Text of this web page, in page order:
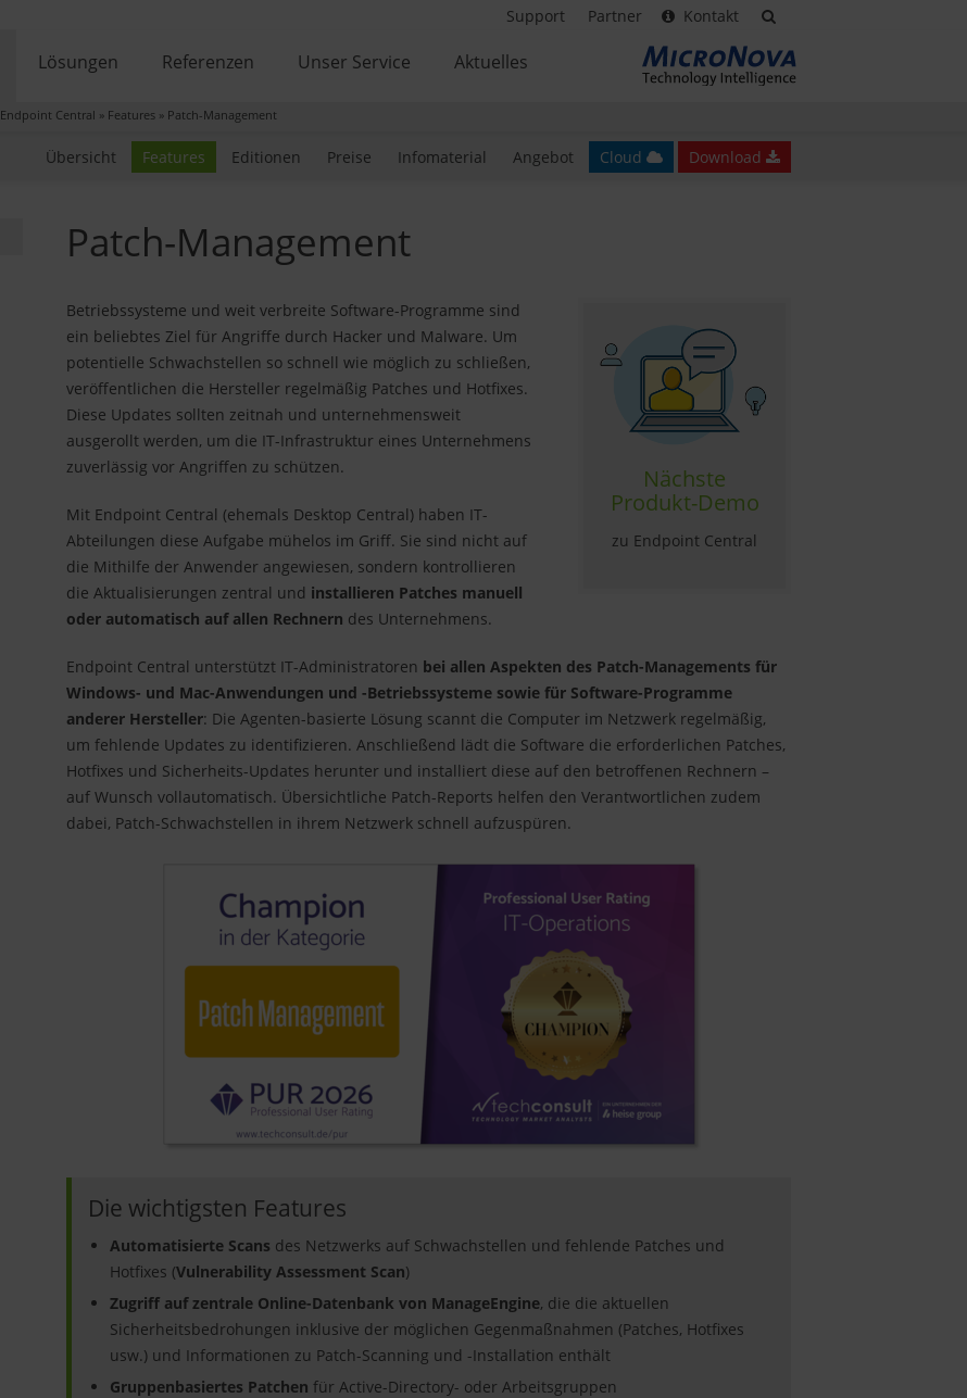
Support Partner Kontakt
Lösungen Referenzen Unser Service Aktuelles
Endpoint Central » Features » Patch-Management
Übersicht Features Editionen Preise Infomaterial Angebot Cloud Download
Patch-Management
Betriebssysteme und weit verbreite Software-Programme sind
ein beliebtes Ziel für Angriffe durch Hacker und Malware. Um
potentielle Schwachstellen so schnell wie möglich zu schließen,
veröffentlichen die Hersteller regelmäßig Patches und Hotfixes.
Diese Updates sollten zeitnah und unternehmensweit
ausgerollt werden, um die IT-Infrastruktur eines Unternehmens
zuverlässig vor Angriffen zu schützen.
Mit Endpoint Central (ehemals Desktop Central) haben IT-
Abteilungen diese Aufgabe mühelos im Griff. Sie sind nicht auf
die Mithilfe der Anwender angewiesen, sondern kontrollieren
die Aktualisierungen zentral und installieren Patches manuell
oder automatisch auf allen Rechnern des Unternehmens.
Nächste
Produkt-Demo
zu Endpoint Central
Endpoint Central unterstützt IT-Administratoren bei allen Aspekten des Patch-Managements für
Windows- und Mac-Anwendungen und -Betriebssysteme sowie für Software-Programme
anderer Hersteller: Die Agenten-basierte Lösung scannt die Computer im Netzwerk regelmäßig,
um fehlende Updates zu identifizieren. Anschließend lädt die Software die erforderlichen Patches,
Hotfixes und Sicherheits-Updates herunter und installiert diese auf den betroffenen Rechnern –
auf Wunsch vollautomatisch. Übersichtliche Patch-Reports helfen den Verantwortlichen zudem
dabei, Patch-Schwachstellen in ihrem Netzwerk schnell aufzuspüren.
Die wichtigsten Features
Automatisierte Scans des Netzwerks auf Schwachstellen und fehlende Patches und
Hotfixes (Vulnerability Assessment Scan)
Zugriff auf zentrale Online-Datenbank von ManageEngine, die die aktuellen
Sicherheitsbedrohungen inklusive der möglichen Gegenmaßnahmen (Patches, Hotfixes
usw.) und Informationen zu Patch-Scanning und -Installation enthält
Gruppenbasiertes Patchen für Active-Directory- oder Arbeitsgruppen